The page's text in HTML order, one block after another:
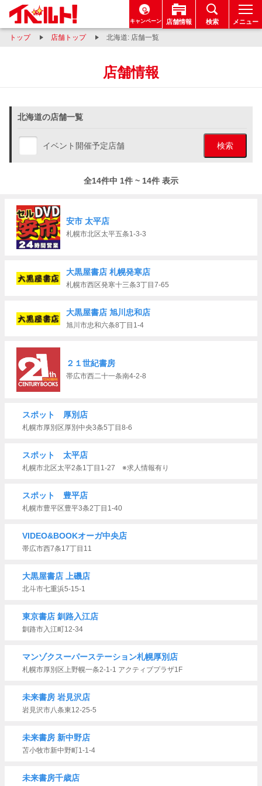
キャンペーン 店舗情報 検索 メニュー
トップ 店舗トップ 北海道: 店舗一覧
店舗情報
北海道の店舗一覧
イベント開催予定店舗 検索
全14件中 1件 ~ 14件 表示
安市 太平店
札幌市北区太平五条1-3-3
大黒屋書店 札幌発寒店
札幌市西区発寒十三条3丁目7-65
大黒屋書店 旭川忠和店
旭川市忠和六条8丁目1-4
２１世紀書房
帯広市西二十一条南4-2-8
スポット 厚別店
札幌市厚別区厚別中央3条5丁目8-6
スポット 太平店
札幌市北区太平2条1丁目1-27 ※求人情報有り
スポット 豊平店
札幌市豊平区豊平3条2丁目1-40
VIDEO&BOOKオーガ中央店
帯広市西7条17丁目11
大黒屋書店 上磯店
北斗市七重浜5-15-1
東京書店 釧路入江店
釧路市入江町12-34
マンゾクスーパーステーション札幌厚別店
札幌市厚別区上野幌一条2-1-1 アクティブプラザ1F
未来書房 岩見沢店
岩見沢市八条東12-25-5
未来書房 新中野店
苫小牧市新中野町1-1-4
未来書房千歳店